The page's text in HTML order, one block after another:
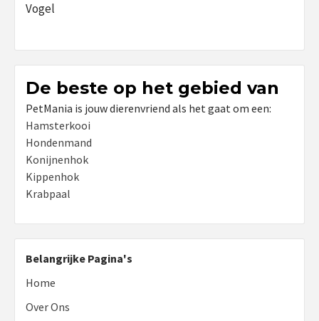
Vogel
De beste op het gebied van
PetMania is jouw dierenvriend als het gaat om een:
Hamsterkooi
Hondenmand
Konijnenhok
Kippenhok
Krabpaal
Belangrijke Pagina's
Home
Over Ons